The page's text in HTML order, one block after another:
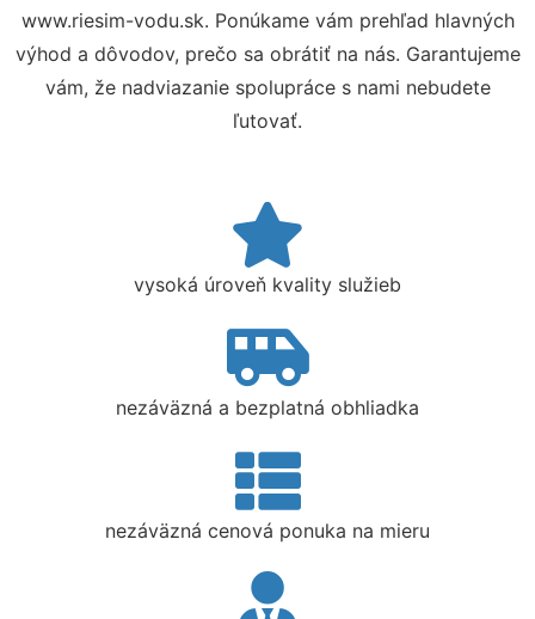
www.riesim-vodu.sk. Ponúkame vám prehľad hlavných
výhod a dôvodov, prečo sa obrátiť na nás. Garantujeme
vám, že nadviazanie spolupráce s nami nebudete
ľutovať.
vysoká úroveň kvality služieb
nezáväzná a bezplatná obhliadka
nezáväzná cenová ponuka na mieru